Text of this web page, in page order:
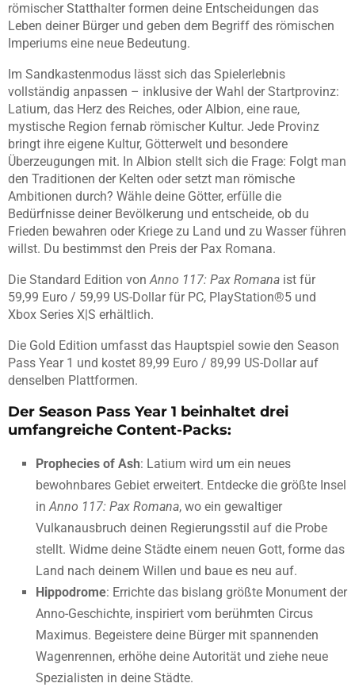
römischer Statthalter formen deine Entscheidungen das
Leben deiner Bürger und geben dem Begriff des römischen
Imperiums eine neue Bedeutung.
Im Sandkastenmodus lässt sich das Spielerlebnis
vollständig anpassen – inklusive der Wahl der Startprovinz:
Latium, das Herz des Reiches, oder Albion, eine raue,
mystische Region fernab römischer Kultur. Jede Provinz
bringt ihre eigene Kultur, Götterwelt und besondere
Überzeugungen mit. In Albion stellt sich die Frage: Folgt man
den Traditionen der Kelten oder setzt man römische
Ambitionen durch? Wähle deine Götter, erfülle die
Bedürfnisse deiner Bevölkerung und entscheide, ob du
Frieden bewahren oder Kriege zu Land und zu Wasser führen
willst. Du bestimmst den Preis der Pax Romana.
Die Standard Edition vonAnno 117: Pax Romana ist für
59,99 Euro / 59,99 US-Dollar für PC, PlayStation®5 und
Xbox Series X|S erhältlich.
Die Gold Edition umfasst das Hauptspiel sowie den Season
Pass Year 1 und kostet 89,99 Euro / 89,99 US-Dollar auf
denselben Plattformen.
Der Season Pass Year 1 beinhaltet drei
umfangreiche Content-Packs:
Prophecies of Ash: Latium wird um ein neues
bewohnbares Gebiet erweitert. Entdecke die größte Insel
inAnno 117: Pax Romana, wo ein gewaltiger
Vulkanausbruch deinen Regierungsstil auf die Probe
stellt. Widme deine Städte einem neuen Gott, forme das
Land nach deinem Willen und baue es neu auf.
Hippodrome: Errichte das bislang größte Monument der
Anno-Geschichte, inspiriert vom berühmten Circus
Maximus. Begeistere deine Bürger mit spannenden
Wagenrennen, erhöhe deine Autorität und ziehe neue
Spezialisten in deine Städte.